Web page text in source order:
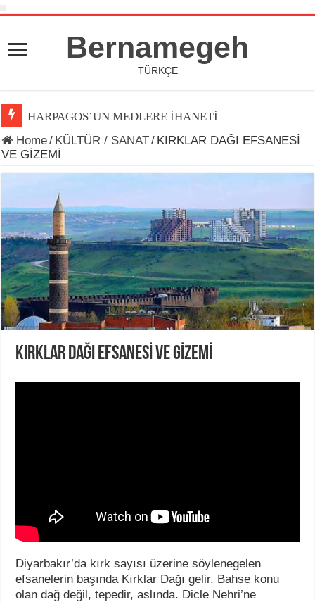
Bernamegeh
TÜRKÇE
HARPAGOS’UN MEDLERE İHANETİ
Home/ KÜLTÜR / SANAT/ KIRKLAR DAĞI EFSANESİ
VE GİZEMİ
KIRKLAR DAĞI EFSANESİ VE GİZEMİ
Diyarbakır’da kırk sayısı üzerine söylenegelen
efsanelerin başında Kırklar Dağı gelir. Bahse konu
olan dağ değil, tepedir, aslında. Dicle Nehri’ne